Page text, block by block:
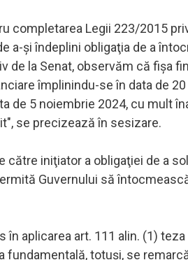
completarea Legii 223/2015
a-şi îndeplini obligaţia de a
de la Senat, observăm că fişa
împlinindu-se în data de
de 5 noiembrie 2024, cu mult
se precizează în sesizare.
iniţiator a obligaţiei de a
Guvernului să
în aplicarea art. 111 alin. (1)
fundamentală, totuşi, se